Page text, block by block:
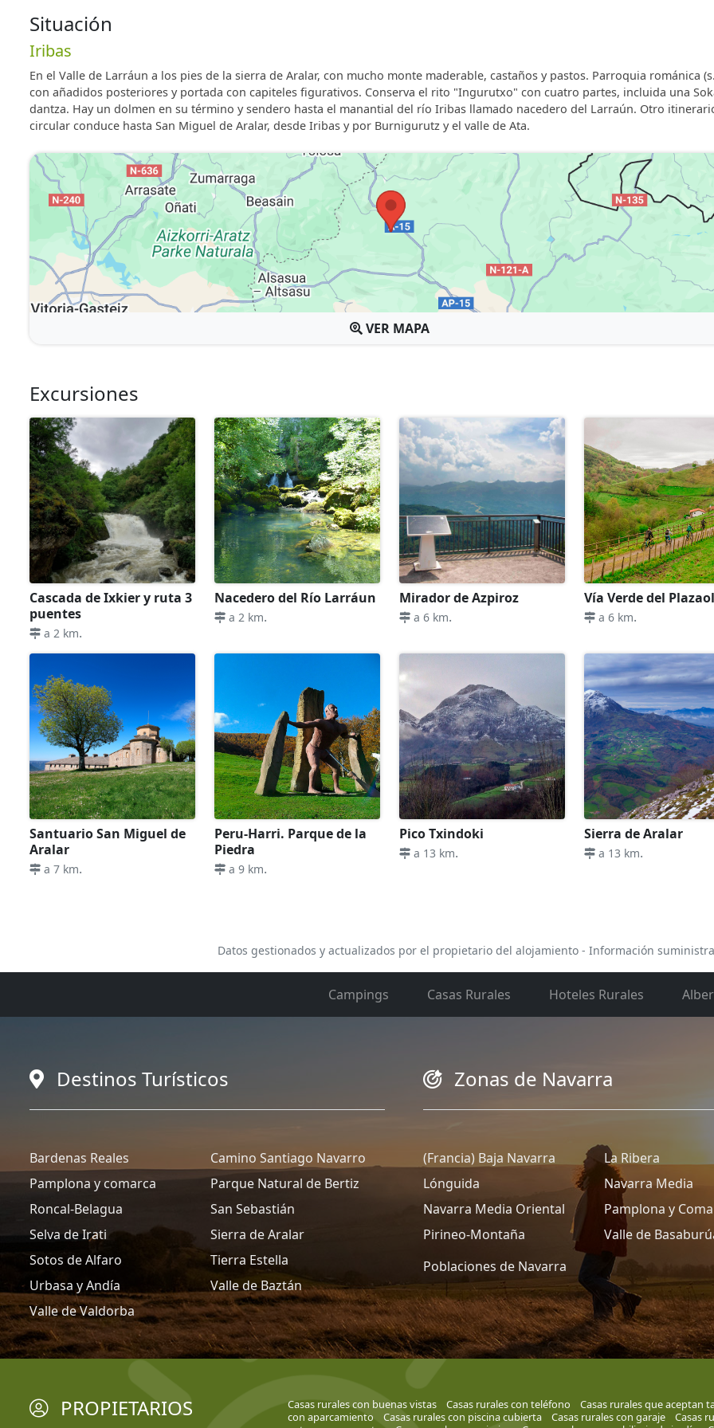
Cocina completa y práctica, equipada con lavadora, lavavajillas, horno, microondas, cafetera, tostadora.
Con la barra americana, accedemos al salón comedor, que consta de televisión de plasma, chimenea una gran
comedor y un gran sofá.
Mascotas: Consultar.
Wifi y aparcamiento gratuito.
Situación
Iribas
En el Valle de Larráun a los pies de la sierra de Aralar, con mucho monte maderable, castaños y pastos. Parroquia románica
con añadidos posteriores y portada con capiteles figurativos. Conserva el rito "Ingurutxo" con cuatro partes, incluida una
dantza. Hay un dolmen en su término y sendero hasta el manantial del río Iribas llamado nacedero del Larraún. Otro
circular conduce hasta San Miguel de Aralar, desde Iribas y por Burnigurutz y el valle de Ata.
VER MAPA
Excursiones
Cascada de Ixkier y ruta 3
puentes
a 2 km.
Nacedero del Río Larráun
a 2 km.
Mirador de Azpiroz
a 6 km.
Vía Verde del
a 6 km.
Santuario San Miguel de
Aralar
a 7 km.
Peru-Harri. Parque de la
Piedra
a 9 km.
Pico Txindoki
a 13 km.
Sierra de Aralar
a 13 km.
Datos gestionados y actualizados por el propietario del alojamiento - Información
Campings Casas Rurales Hoteles Rurales
Destinos Turísticos
Bardenas Reales
Camino Santiago Navarro
Pamplona y comarca
Parque Natural de Bertiz
Roncal-Belagua
San Sebastián
Selva de Irati
Sierra de Aralar
Sotos de Alfaro
Tierra Estella
Urbasa y Andía
Valle de Baztán
Valle de Valdorba
Zonas de Navarra
(Francia) Baja Navarra
La Ribera
Lónguida
Navarra Media
Navarra Media Oriental
Pamplona y
Pirineo-Montaña
Valle de
Poblaciones de Navarra
PROPIETARIOS Casas rurales con buenas vistas Casas rurales con teléfono
Casas rurales que aceptan
con aparcamiento
Casas rurales con piscina cubierta Casas rurales con garaje
Casas